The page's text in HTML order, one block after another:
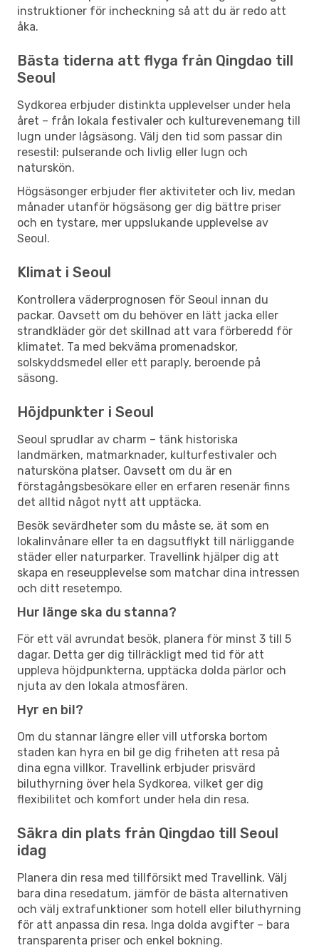
instruktioner för incheckning så att du är redo att
åka.
Bästa tiderna att flyga från Qingdao till
Seoul
Sydkorea erbjuder distinkta upplevelser under hela
året – från lokala festivaler och kulturevenemang till
lugn under lågsäsong. Välj den tid som passar din
resestil: pulserande och livlig eller lugn och
naturskön.
Högsäsonger erbjuder fler aktiviteter och liv, medan
månader utanför högsäsong ger dig bättre priser
och en tystare, mer uppslukande upplevelse av
Seoul.
Klimat i Seoul
Kontrollera väderprognosen för Seoul innan du
packar. Oavsett om du behöver en lätt jacka eller
strandkläder gör det skillnad att vara förberedd för
klimatet. Ta med bekväma promenadskor,
solskyddsmedel eller ett paraply, beroende på
säsong.
Höjdpunkter i Seoul
Seoul sprudlar av charm – tänk historiska
landmärken, matmarknader, kulturfestivaler och
natursköna platser. Oavsett om du är en
förstagångsbesökare eller en erfaren resenär finns
det alltid något nytt att upptäcka.
Besök sevärdheter som du måste se, ät som en
lokalinvånare eller ta en dagsutflykt till närliggande
städer eller naturparker. Travellink hjälper dig att
skapa en reseupplevelse som matchar dina intressen
och ditt resetempo.
Hur länge ska du stanna?
För ett väl avrundat besök, planera för minst 3 till 5
dagar. Detta ger dig tillräckligt med tid för att
uppleva höjdpunkterna, upptäcka dolda pärlor och
njuta av den lokala atmosfären.
Hyr en bil?
Om du stannar längre eller vill utforska bortom
staden kan hyra en bil ge dig friheten att resa på
dina egna villkor. Travellink erbjuder prisvärd
biluthyrning över hela Sydkorea, vilket ger dig
flexibilitet och komfort under hela din resa.
Säkra din plats från Qingdao till Seoul
idag
Planera din resa med tillförsikt med Travellink. Välj
bara dina resedatum, jämför de bästa alternativen
och välj extrafunktioner som hotell eller biluthyrning
för att anpassa din resa. Inga dolda avgifter – bara
transparenta priser och enkel bokning.